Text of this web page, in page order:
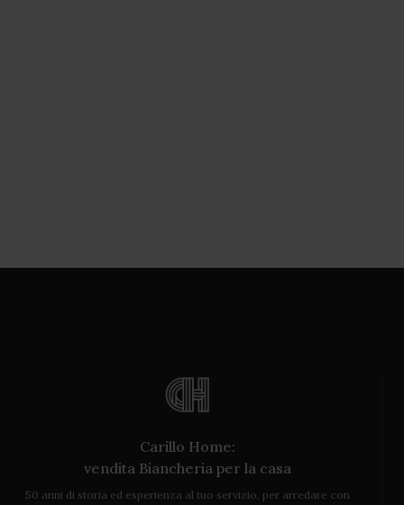
Carillo Home:
vendita Biancheria per la casa
50 anni di storia ed esperienza al tuo servizio, per arredare con